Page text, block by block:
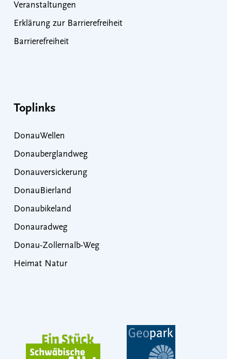
Veranstaltungen
Erklärung zur Barrierefreiheit
Barrierefreiheit
Toplinks
DonauWellen
Donauberglandweg
Donauversickerung
DonauBierland
Donaubikeland
Donauradweg
Donau-Zollernalb-Weg
Heimat Natur